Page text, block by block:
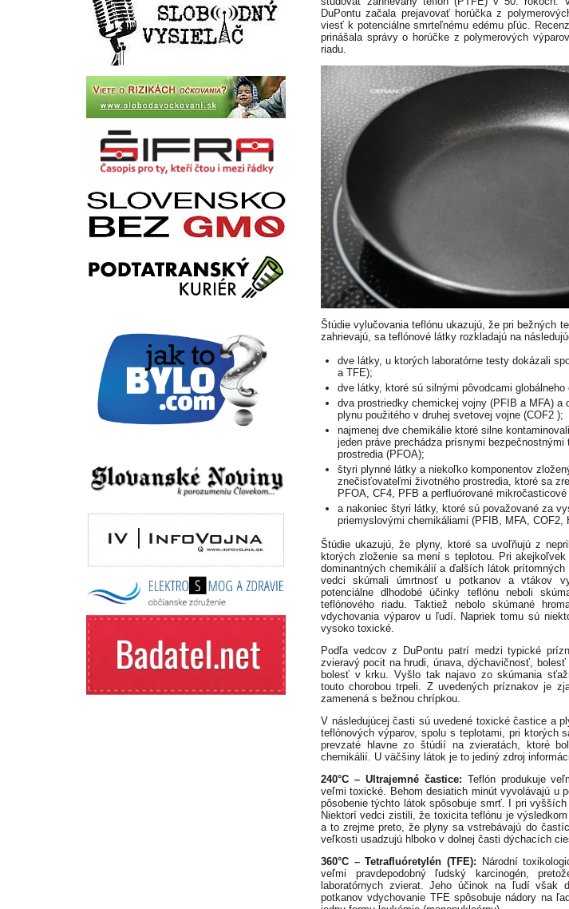
DuPontu začala prejavovať horúčka z
viesť k potenciálne smrteľnému edému pľúc.
prinášala správy o horúčke z polymerových
riadu.
Štúdie vylučovania teflónu ukazujú, že pri bežných
zahrievajú, sa teflónové látky rozkladajú na
dve látky, u ktorých laboratórne testy dokázali
a TFE);
dve látky, ktoré sú silnými pôvodcami
dva prostriedky chemickej vojny (PFIB a MFA) a
plynu použitého v druhej svetovej vojne (COF2 );
najmenej dve chemikálie ktoré silne
jeden práve prechádza prísnymi
prostredia (PFOA);
štyri plynné látky a niekoľko komponentov
znečisťovateľmi životného prostredia, ktoré sa
PFOA, CF4, PFB a perfluórované mikročasticové
a nakoniec štyri látky, ktoré sú považované za
priemyslovými chemikáliami (PFIB, MFA, COF2,
Štúdie ukazujú, že plyny, ktoré sa uvoľňujú z
ktorých zloženie sa mení s teplotou. Pri
dominantných chemikálií a ďalších látok
vedci skúmali úmrtnosť u potkanov a vtákov
potenciálne dlhodobé účinky teflónu neboli
teflónového riadu. Taktiež nebolo skúmané
vdychovania výparov u ľudí. Napriek tomu sú
vysoko toxické.
Podľa vedcov z DuPontu patrí medzi typické
zvieravý pocit na hrudi, únava, dýchavičnosť,
bolesť v krku. Vyšlo tak najavo zo skúmania
touto chorobou trpeli. Z uvedených príznakov je
zamenená s bežnou chrípkou.
V následujúcej časti sú uvedené toxické častice a
teflónových výparov, spolu s teplotami, pri ktorých
prevzaté hlavne zo štúdií na zvieratách, ktoré
chemikálií. U väčšiny látok je to jediný zdroj
240°C – Ultrajemné častice: Teflón produkuje
veľmi toxické. Behom desiatich minút vyvolávajú u
pôsobenie týchto látok spôsobuje smrť. I pri
Niektorí vedci zistili, že toxicita teflónu je
a to zrejme preto, že plyny sa vstrebávajú do
veľkosti usadzujú hlboko v dolnej časti dýchacích
360°C – Tetrafluóretylén (TFE): Národní
veľmi pravdepodobný ľudský karcinogén,
laboratórnych zvierat. Jeho účinok na ľudí však
potkanov vdychovanie TFE spôsobuje nádory na